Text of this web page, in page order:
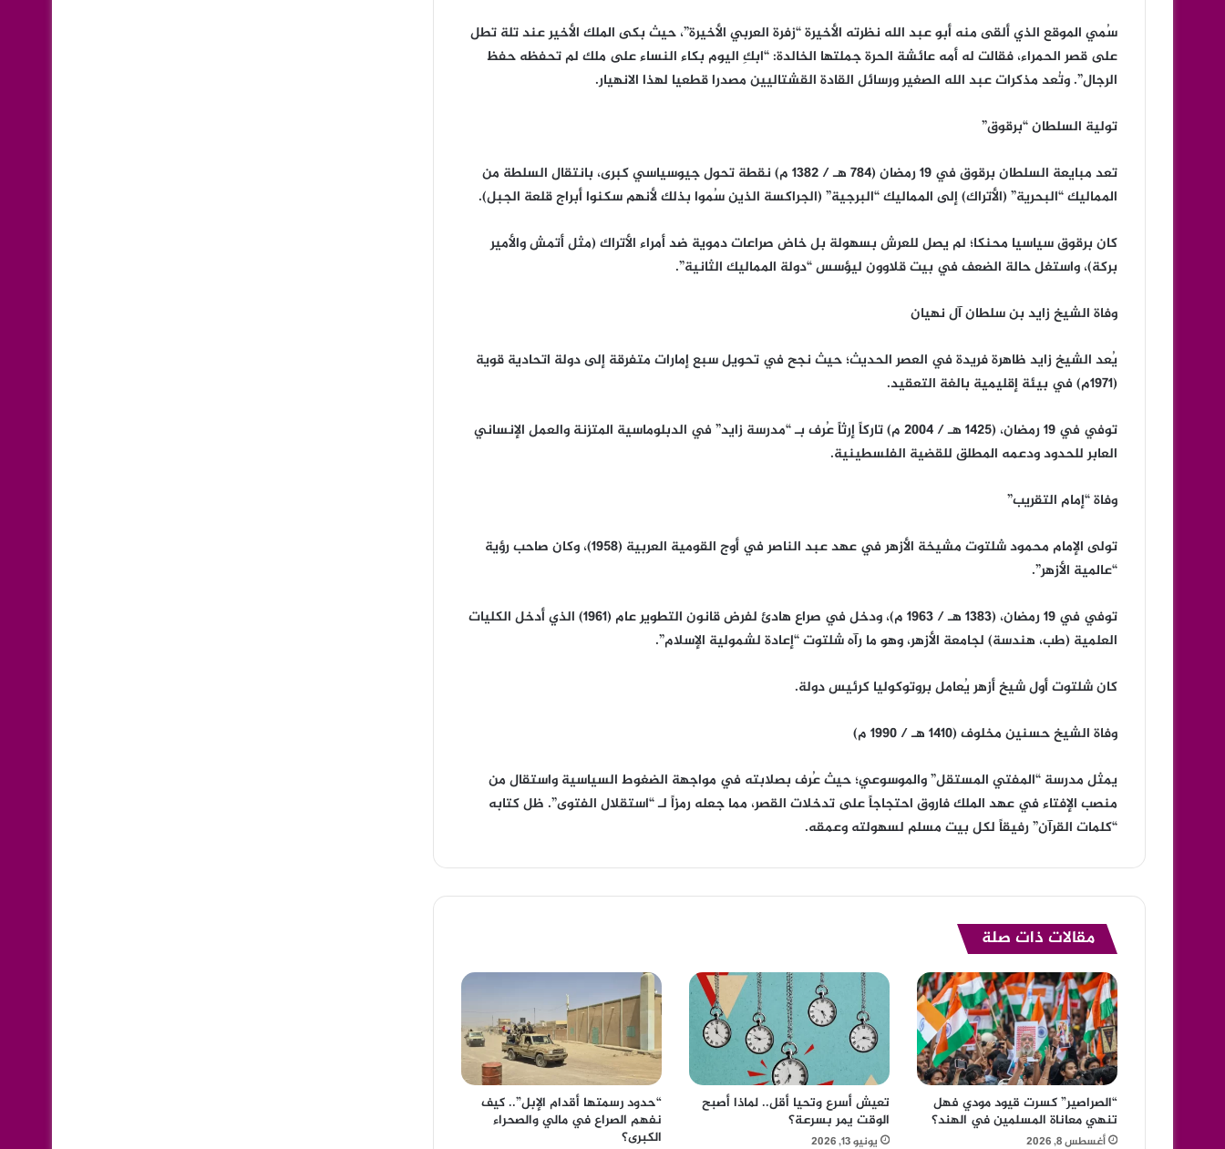
سُمي الموقع الذي ألقى منه أبو عبد الله نظرته الأخيرة “زفرة العربي الأخيرة”، حيث بكى الملك الأخير عند تلة تطل
على قصر الحمراء، فقالت له أمه عائشة الحرة جملتها الخالدة: “ابكِ اليوم بكاء النساء على ملك لم تحفظه حفظ
الرجال”. وتُعد مذكرات عبد الله الصغير ورسائل القادة القشتاليين مصدرا قطعيا لهذا الانهيار.
تولية السلطان “برقوق”
تعد مبايعة السلطان برقوق في 19 رمضان (784 هـ / 1382 م) نقطة تحول جيوسياسي كبرى، بانتقال السلطة من
المماليك “البحرية” (الأتراك) إلى المماليك “البرجية” (الجراكسة الذين سُموا بذلك لأنهم سكنوا أبراج قلعة الجبل).
كان برقوق سياسيا محنكا؛ لم يصل للعرش بسهولة بل خاض صراعات دموية ضد أمراء الأتراك (مثل أتمش والأمير
بركة)، واستغل حالة الضعف في بيت قلاوون ليؤسس “دولة المماليك الثانية”.
وفاة الشيخ زايد بن سلطان آل نهيان
يُعد الشيخ زايد ظاهرة فريدة في العصر الحديث؛ حيث نجح في تحويل سبع إمارات متفرقة إلى دولة اتحادية قوية
(1971م) في بيئة إقليمية بالغة التعقيد.
توفي في 19 رمضان، (1425 هـ / 2004 م) تاركاً إرثاً عُرف بـ “مدرسة زايد” في الدبلوماسية المتزنة والعمل الإنساني
العابر للحدود ودعمه المطلق للقضية الفلسطينية.
وفاة “إمام التقريب”
تولى الإمام محمود شلتوت مشيخة الأزهر في عهد عبد الناصر في أوج القومية العربية (1958)، وكان صاحب رؤية
“عالمية الأزهر”.
توفي في 19 رمضان، (1383 هـ / 1963 م)، ودخل في صراع هادئ لفرض قانون التطوير عام (1961) الذي أدخل الكليات
العلمية (طب، هندسة) لجامعة الأزهر، وهو ما رآه شلتوت “إعادة لشمولية الإسلام”.
كان شلتوت أول شيخ أزهر يُعامل بروتوكوليا كرئيس دولة.
وفاة الشيخ حسنين مخلوف (1410 هـ / 1990 م)
يمثل مدرسة “المفتي المستقل” والموسوعي؛ حيث عُرف بصلابته في مواجهة الضغوط السياسية واستقال من
منصب الإفتاء في عهد الملك فاروق احتجاجاً على تدخلات القصر، مما جعله رمزاً لـ “استقلال الفتوى”. ظل كتابه
“كلمات القرآن” رفيقاً لكل بيت مسلم لسهولته وعمقه.
مقالات ذات صلة
“الصراصير” كسرت قيود مودي فهل
تنهي معاناة المسلمين في الهند؟
أغسطس 8, 2026
تعيش أسرع وتحيا أقل.. لماذا أصبح
الوقت يمر بسرعة؟
يونيو 13, 2026
“حدود رسمتها أقدام الإبل”.. كيف
نفهم الصراع في مالي والصحراء
الكبرى؟